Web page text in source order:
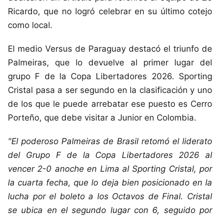
Ricardo, que no logró celebrar en su último cotejo
como local.
El medio Versus de Paraguay destacó el triunfo de
Palmeiras, que lo devuelve al primer lugar del
grupo F de la Copa Libertadores 2026. Sporting
Cristal pasa a ser segundo en la clasificación y uno
de los que le puede arrebatar ese puesto es Cerro
Porteño, que debe visitar a Junior en Colombia.
"El poderoso Palmeiras de Brasil retomó el liderato
del Grupo F de la Copa Libertadores 2026 al
vencer 2-0 anoche en Lima al Sporting Cristal, por
la cuarta fecha, que lo deja bien posicionado en la
lucha por el boleto a los Octavos de Final. Cristal
se ubica en el segundo lugar con 6, seguido por